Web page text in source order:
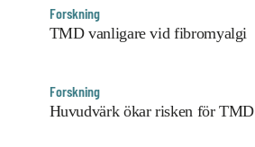
Forskning
TMD vanligare vid fibromyalgi
Forskning
Huvudvärk ökar risken för TMD